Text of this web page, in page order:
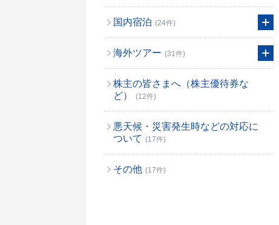
国内宿泊 (24件)
海外ツアー (31件)
株主の皆さまへ（株主優待券な
ど）
(12件)
悪天候・災害発生時などの対応に
ついて (17件)
その他 (17件)